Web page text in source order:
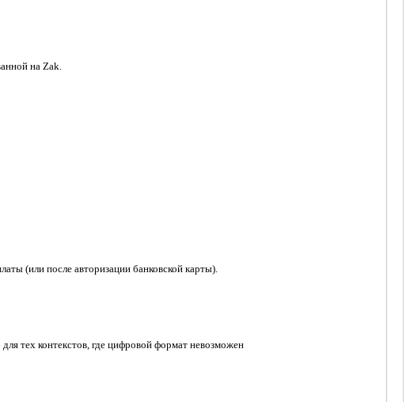
на Zak.
(или после авторизации банковской карты).
тех контекстов, где цифровой формат невозможен